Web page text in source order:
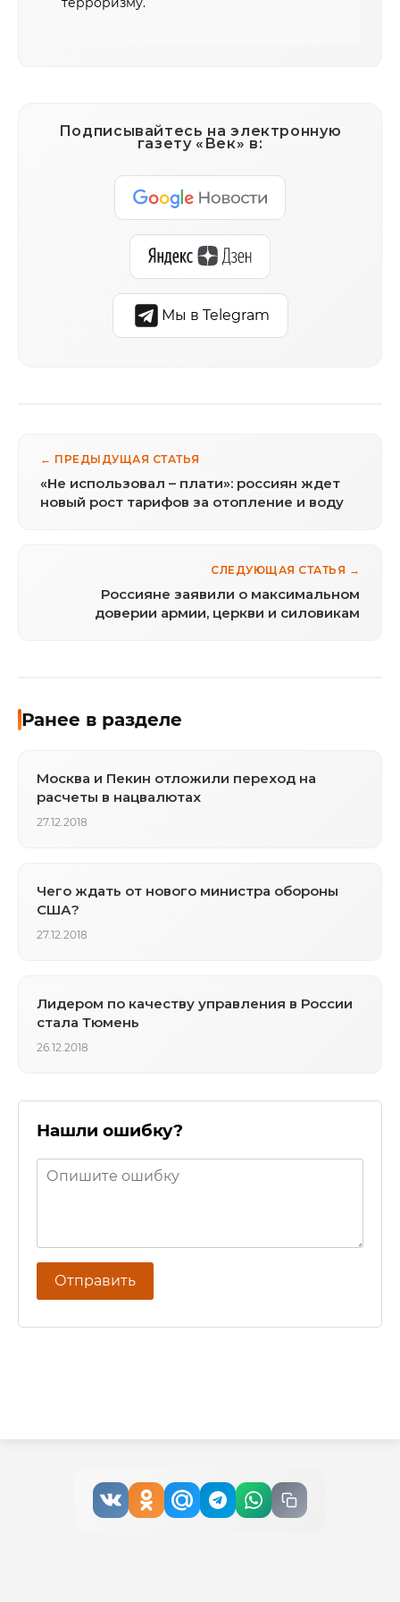
Подписывайтесь на электронную
газету «Век» в:
Мы в Telegram
← ПРЕДЫДУЩАЯ СТАТЬЯ
«Не использовал – плати»: россиян ждет
новый рост тарифов за отопление и воду
СЛЕДУЮЩАЯ СТАТЬЯ →
Россияне заявили о максимальном
доверии армии, церкви и силовикам
Ранее в разделе
Москва и Пекин отложили переход на
расчеты в нацвалютах
27.12.2018
Чего ждать от нового министра обороны
США?
27.12.2018
Лидером по качеству управления в России
стала Тюмень
26.12.2018
Нашли ошибку?
Отправить